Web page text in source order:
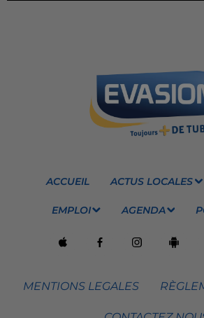
ACCUEIL ACTUS LOCALES
EMPLOI AGENDA
MENTIONS LEGALES